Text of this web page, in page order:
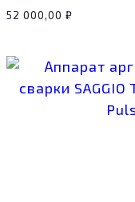
52 000,00 ₽